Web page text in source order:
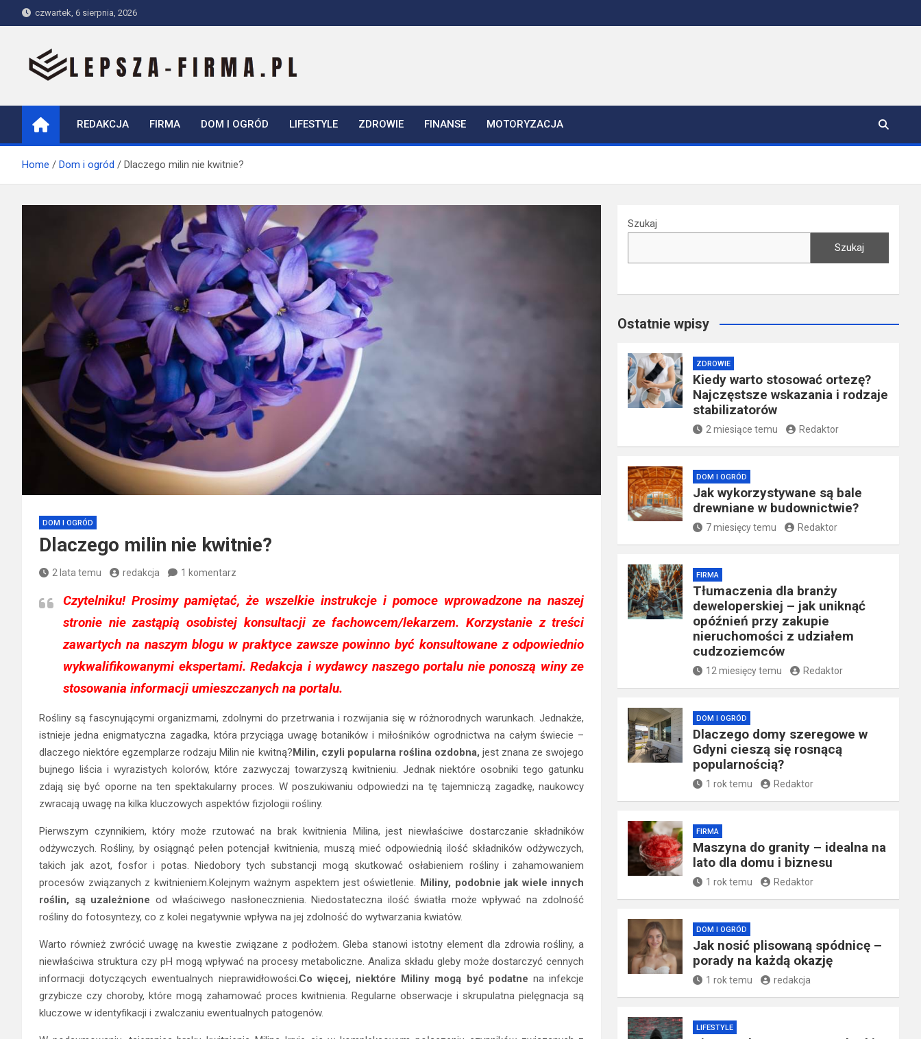
to
czwartek, 6 sierpnia, 2026
Lepsza-firma.pl
REDAKCJA FIRMA DOM I OGRÓD LIFESTYLE ZDROWIE FINANSE MOTORYZACJA
Home Dom i ogród Dlaczego milin nie kwitnie?
DOM I OGRÓD
Dlaczego milin nie kwitnie?
2 lata temu redakcja 1 komentarz
Czytelniku!Prosimy pamiętać, że wszelkie instrukcje i pomoce wprowadzone na naszej
stronie nie zastąpią osobistej konsultacji ze fachowcem/lekarzem. Korzystanie z treści
zawartych na naszym blogu w praktyce zawsze powinno być konsultowane z odpowiednio
wykwalifikowanymi ekspertami. Redakcja i wydawcy naszego portalu nie ponoszą winy ze
stosowania informacji umieszczanych na portalu.
Rośliny są fascynującymi organizmami, zdolnymi do przetrwania i rozwijania się w różnorodnych warunkach. Jednakże,
istnieje jedna enigmatyczna zagadka, która przyciąga uwagę botaników i miłośników ogrodnictwa na całym świecie –
dlaczego niektóre egzemplarze rodzaju Milin nie kwitną?Milin, czyli popularna roślina ozdobna, jest znana ze swojego
bujnego liścia i wyrazistych kolorów, które zazwyczaj towarzyszą kwitnieniu. Jednak niektóre osobniki tego gatunku
zdają się być oporne na ten spektakularny proces. W poszukiwaniu odpowiedzi na tę tajemniczą zagadkę, naukowcy
zwracają uwagę na kilka kluczowych aspektów fizjologii rośliny.
Pierwszym czynnikiem, który może rzutować na brak kwitnienia Milina, jest niewłaściwe dostarczanie składników
odżywczych. Rośliny, by osiągnąć pełen potencjał kwitnienia, muszą mieć odpowiednią ilość składników odżywczych,
takich jak azot, fosfor i potas. Niedobory tych substancji mogą skutkować osłabieniem rośliny i zahamowaniem
procesów związanych z kwitnieniem.Kolejnym ważnym aspektem jest oświetlenie. Miliny, podobnie jak wiele innych
roślin, są uzależnione od właściwego nasłonecznienia. Niedostateczna ilość światła może wpływać na zdolność
rośliny do fotosyntezy, co z kolei negatywnie wpływa na jej zdolność do wytwarzania kwiatów.
Warto również zwrócić uwagę na kwestie związane z podłożem. Gleba stanowi istotny element dla zdrowia rośliny, a
niewłaściwa struktura czy pH mogą wpływać na procesy metaboliczne. Analiza składu gleby może dostarczyć cennych
informacji dotyczących ewentualnych nieprawidłowości.Co więcej, niektóre Miliny mogą być podatne na infekcje
grzybicze czy choroby, które mogą zahamować proces kwitnienia. Regularne obserwacje i skrupulatna pielęgnacja są
kluczowe w identyfikacji i zwalczaniu ewentualnych patogenów.
Szukaj
Szukaj
Ostatnie wpisy
ZDROWIE
Kiedy warto stosować ortezę?
Najczęstsze wskazania i rodzaje
stabilizatorów
2 miesiące temu Redaktor
DOM I OGRÓD
Jak wykorzystywane są bale
drewniane w budownictwie?
7 miesięcy temu Redaktor
FIRMA
Tłumaczenia dla branży
deweloperskiej – jak uniknąć
opóźnień przy zakupie
nieruchomości z udziałem
cudzoziemców
12 miesięcy temu Redaktor
DOM I OGRÓD
Dlaczego domy szeregowe w
Gdyni cieszą się rosnącą
popularnością?
1 rok temu Redaktor
FIRMA
​Maszyna do granity – idealna na
lato dla domu i biznesu
1 rok temu Redaktor
DOM I OGRÓD
Jak nosić plisowaną spódnicę –
porady na każdą okazję
1 rok temu redakcja
LIFESTYLE